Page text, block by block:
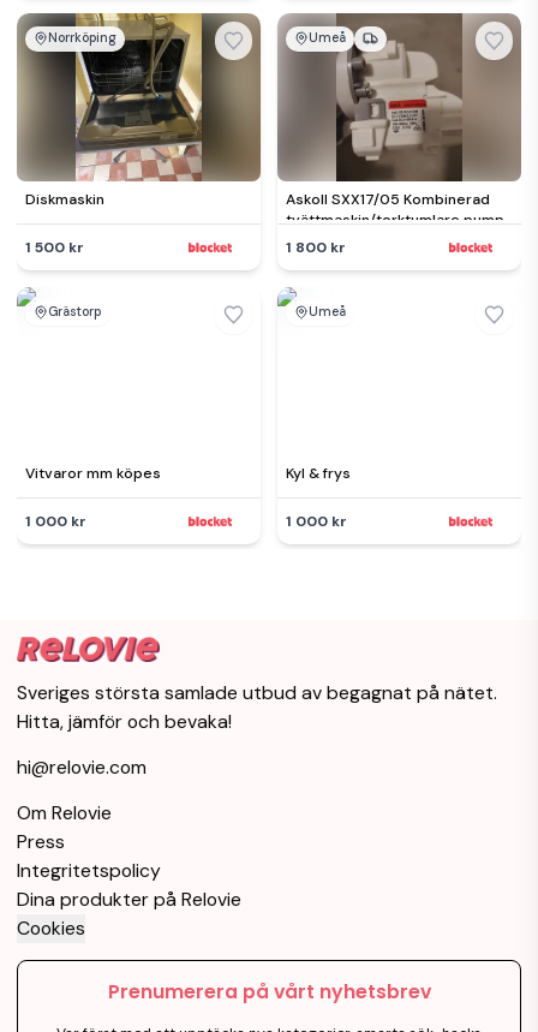
Norrköping
Diskmaskin
1 500 kr
Umeå
Askoll SXX17/05 Kombinerad
tvättmaskin/torktumlare pump
1 800 kr
Grästorp
Vitvaror mm köpes
1 000 kr
Umeå
Kyl & frys
1 000 kr
Sveriges största samlade utbud av begagnat på nätet.
Hitta, jämför och bevaka!
hi@relovie.com
Om Relovie
Press
Integritetspolicy
Dina produkter på Relovie
Cookies
Prenumerera på vårt nyhetsbrev